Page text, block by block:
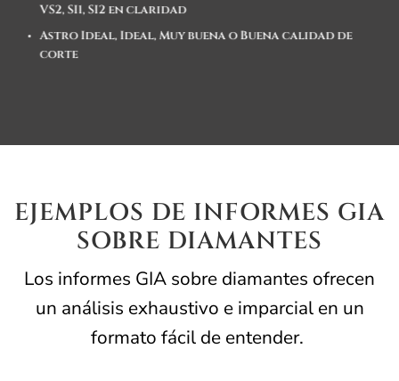
VS2, SI1, SI2 en claridad
Astro Ideal, Ideal, Muy buena o Buena calidad de
corte
EJEMPLOS DE INFORMES GIA
SOBRE DIAMANTES
Los informes GIA sobre diamantes ofrecen
un análisis exhaustivo e imparcial en un
formato fácil de entender.